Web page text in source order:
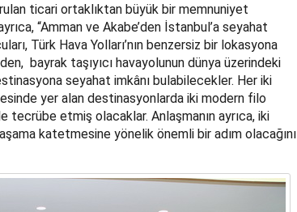
ticari ortaklıktan büyük bir memnuniyet
“Amman ve Akabe’den İstanbul’a seyahat
Türk Hava Yolları’nın benzersiz bir lokasyona
bayrak taşıyıcı havayolunun dünya üzerindeki
seyahat imkânı bulabilecekler. Her iki
yer alan destinasyonlarda iki modern filo
etmiş olacaklar. Anlaşmanın ayrıca, iki
katetmesine yönelik önemli bir adım olacağını